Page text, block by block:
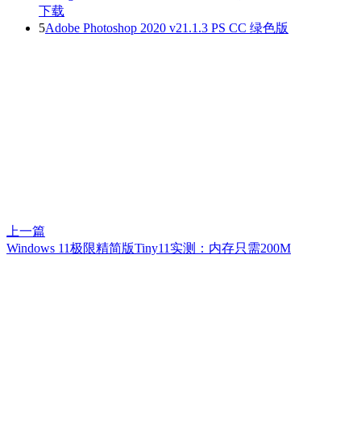
下载
5Adobe Photoshop 2020 v21.1.3 PS CC 绿色版
上一篇
Windows 11极限精简版Tiny11实测：内存只需200M